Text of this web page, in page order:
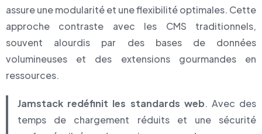
assure une modularité et une flexibilité optimales. Cette
approche contraste avec les CMS traditionnels,
souvent alourdis par des bases de données
volumineuses et des extensions gourmandes en
ressources.
Jamstack redéfinit les standards web. Avec des
temps de chargement réduits et une sécurité